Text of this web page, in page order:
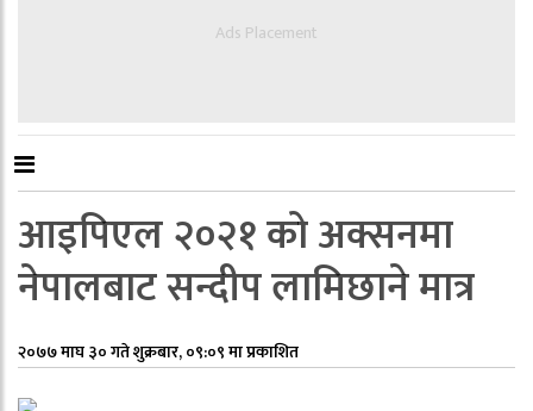
Ads Placement
आइपिएल २०२१ को अक्सनमा
नेपालबाट सन्दीप लामिछाने मात्र
२०७७ माघ ३० गते शुक्रबार, ०९:०९ मा प्रकाशित